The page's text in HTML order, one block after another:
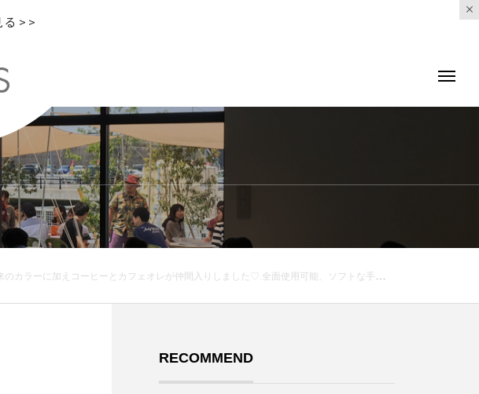
る>>
果の持続性が高いのでとてもおすすめです♡..合わせてこちらも宜しくお願いします！@haus_zakka ..#亀の子#亀の子スポンジ#スポンジ#水回り#コーヒー #カフェオレ#新色#お掃除 #soil #珪藻土#スポンジ置き#hausmatsue #島根 #松江
RECOMMEND